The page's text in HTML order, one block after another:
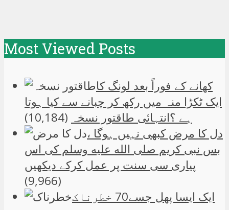
Most Viewed Posts
کھانے کے فوراً بعد لونگ کا
ایک ٹکڑا منہ میں رکھ کر چبانے سے کیا ہوتا
ہے ؟انتہائی طاقتور نسخہ (10,184)
دل کا مرض کبھی نہیں ہوگا ،
بس نبی کریم صلی الله علیه وسلم کی اس
پیاری سی سنت پر عمل کرکے دیکھیں
(9,966)
ایک ایسا پھل جسے70 خطرناک